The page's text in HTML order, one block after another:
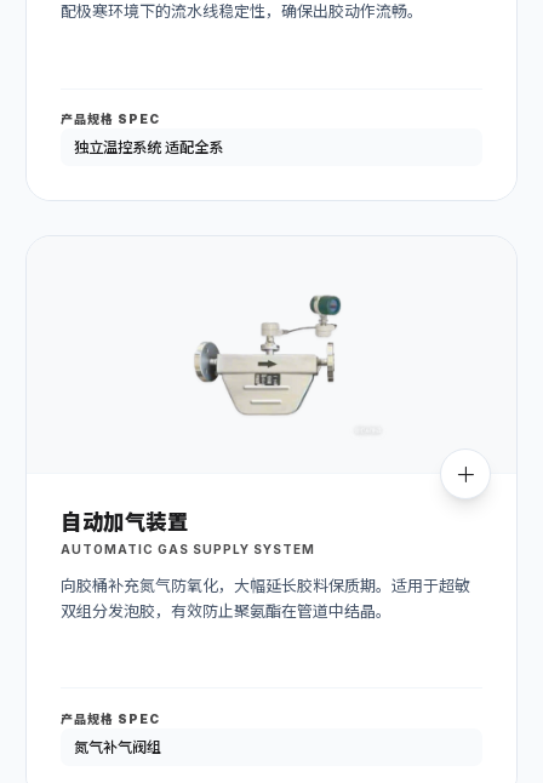
配极寒环境下的流水线稳定性，确保出胶动作流畅。
产品规格 SPEC
独立温控系统 适配全系
自动加气装置
AUTOMATIC GAS SUPPLY SYSTEM
向胶桶补充氮气防氧化，大幅延长胶料保质期。适用于超敏
双组分发泡胶，有效防止聚氨酯在管道中结晶。
产品规格 SPEC
氮气补气阀组